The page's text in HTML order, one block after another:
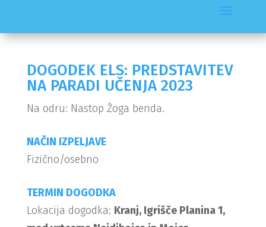
DOGODEK ELS: PREDSTAVITEV
NA PARADI UČENJA 2023
Na odru: Nastop Žoga benda.
NAČIN IZPELJAVE
Fizično/osebno
TERMIN DOGODKA
Lokacija dogodka: Kranj, Igrišče Planina 1,